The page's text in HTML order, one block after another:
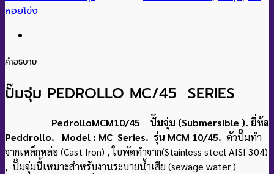
หอยโข่ง
คำอธิบาย
ปั๊มจุ่ม PEDROLLO MC/45 SERIES
PedrolloMCM10/45 ปั๊มจุ่ม (Submersible ). ยี่ห้อ
Peddrollo. Model : MC Series. รุ่น MCM 10/45. ตัวปั๊มทำ
จากเหล็กหล่อ (Cast Iron) , ใบพัดทำจาก(Stainless steel AISI 304)
, ปั๊มจุ่มนี้เหมาะสำหรับงานระบายน้ำเสีย (sewage water )